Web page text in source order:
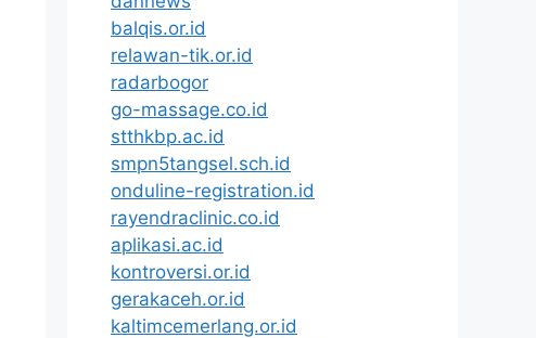
balqis.or.id
relawan-tik.or.id
radarbogor
go-massage.co.id
stthkbp.ac.id
smpn5tangsel.sch.id
onduline-registration.id
rayendraclinic.co.id
aplikasi.ac.id
kontroversi.or.id
gerakaceh.or.id
kaltimcemerlang.or.id